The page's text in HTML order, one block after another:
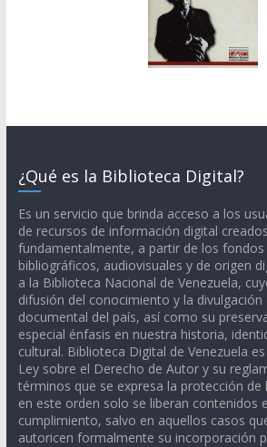
¿Qué es la Biblioteca Digital?
Es un servicio que brinda acceso a los
de recursos de información digital
fundamentalmente, a partir de los
bibliográficos, audiovisuales y de origen
a la Biblioteca Nacional de Venezuela,
difusión del conocimiento y la
documental del país, así como su
especial énfasis en nuestra historia,
cultural. Biblioteca Digital de Venezuela
Ley sobre el Derecho de Autor y su
términos que se expresa la protección de
en este orden solo se liberan contenidos
cumplimiento, salvo en aquellos casos
autoricen formalmente su incorporación